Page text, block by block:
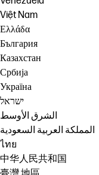
Việt Nam
Ελλάδα
България
Казахстан
Србија
Україна
ישראל
الشرق الأوسط
المملكة العربية السعودية
ไทย
中华人民共和国